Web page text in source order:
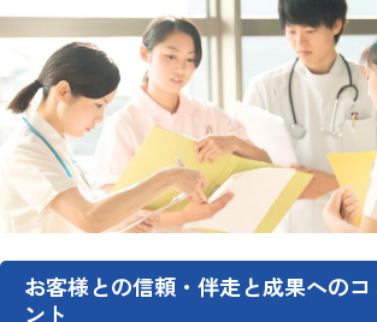
お客様との信頼・伴走と成果へのコ
ント